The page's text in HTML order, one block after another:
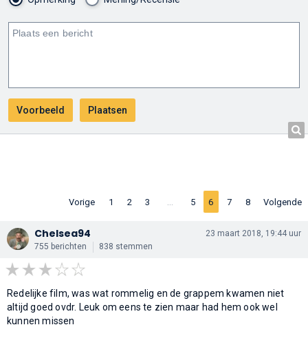
Vorige 1 2 3 5 6 7 8 Volgende
Chelsea94
755 berichten 838 stemmen
23 maart 2018, 19:44 uur
Redelijke film, was wat rommelig en de grappem kwamen niet
altijd goed ovdr. Leuk om eens te zien maar had hem ook wel
kunnen missen